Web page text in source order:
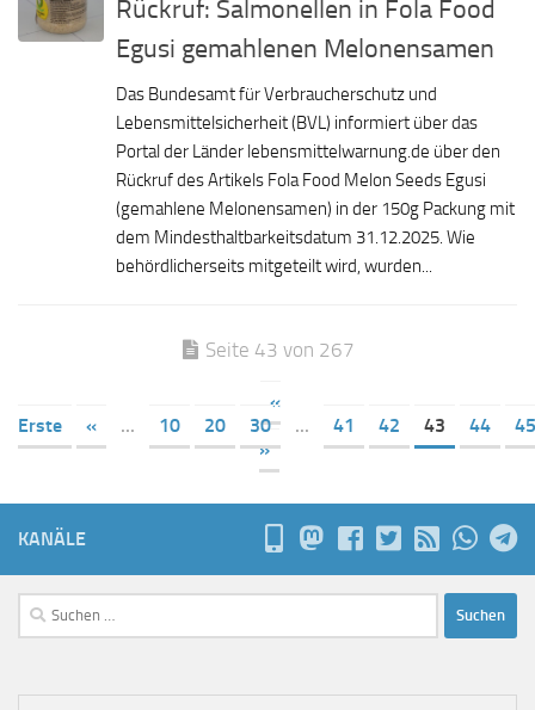
Rückruf: Salmonellen in Fola Food
Egusi gemahlenen Melonensamen
Das Bundesamt für Verbraucherschutz und
Lebensmittelsicherheit (BVL) informiert über das
Portal der Länder lebensmittelwarnung.de über den
Rückruf des Artikels Fola Food Melon Seeds Egusi
(gemahlene Melonensamen) in der 150g Packung mit
dem Mindesthaltbarkeitsdatum 31.12.2025. Wie
behördlicherseits mitgeteilt wird, wurden...
Seite 43 von 267
«
Erste
« ... 10 20 30 ... 41 42 43 44
45
»
KANÄLE
Suchen
nach: